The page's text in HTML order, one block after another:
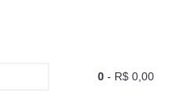
0- R$ 0,00